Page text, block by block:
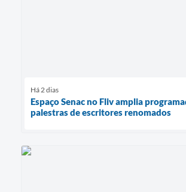
Há 2 dias
Espaço Senac no Fliv amplia
palestras de escritores renomados